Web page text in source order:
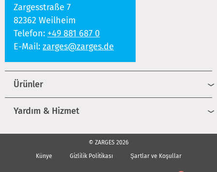
Zargesstraße 7
82362 Weilheim
Telefon: +49 881 687 0
E-Mail: zarges@zarges.de
Ürünler
Yardım & Hizmet
© ZARGES 2026
Künye
Gizlilik Politikası Şartlar ve Koşullar